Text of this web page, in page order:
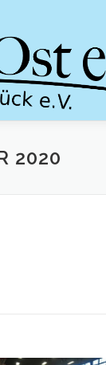
2020